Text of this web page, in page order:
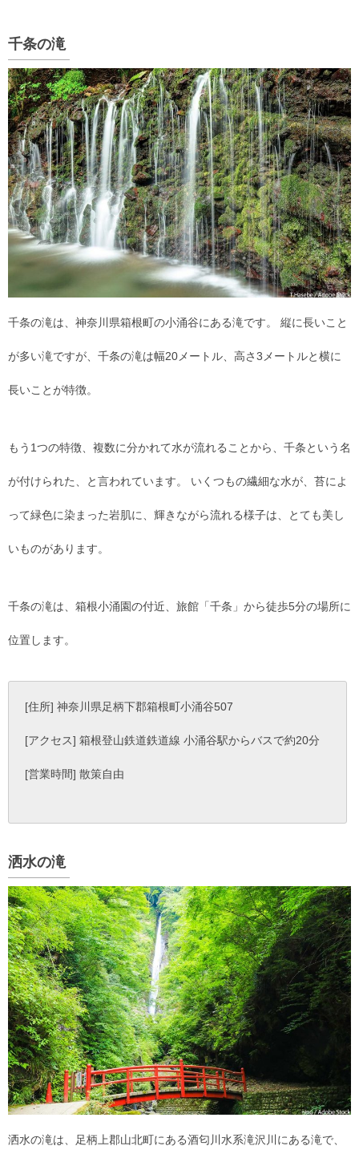
千条の滝
千条の滝は、神奈川県箱根町の小涌谷にある滝です。 縦に長いこと
が多い滝ですが、千条の滝は幅20メートル、高さ3メートルと横に
長いことが特徴。
もう1つの特徴、複数に分かれて水が流れることから、千条という名
が付けられた、と言われています。 いくつもの繊細な水が、苔によ
って緑色に染まった岩肌に、輝きながら流れる様子は、とても美し
いものがあります。
千条の滝は、箱根小涌園の付近、旅館「千条」から徒歩5分の場所に
位置します。
[住所] 神奈川県足柄下郡箱根町小涌谷507
[アクセス] 箱根登山鉄道鉄道線 小涌谷駅からバスで約20分
[営業時間] 散策自由
洒水の滝
洒水の滝は、足柄上郡山北町にある酒匂川水系滝沢川にある滝で、